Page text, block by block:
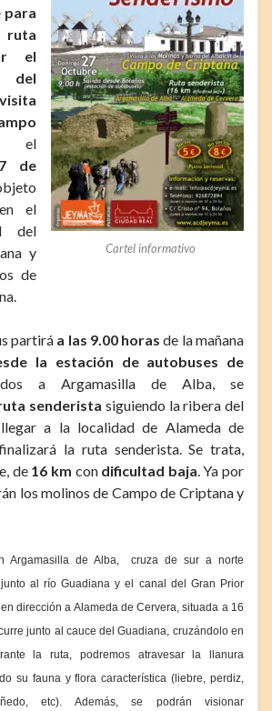
Cartel informativo
para
el
del
el
de
el
del
y
de
partirá a las 9.00 horas de la mañana
la estación de autobuses de
a Argamasilla de Alba, se
senderista siguiendo la ribera del
a la localidad de Alameda de
la ruta senderista. Se trata,
de 16 km con dificultad baja . Ya por
los molinos de Campo de Criptana y
Argamasilla de Alba, cruza de sur a norte
al río Guadiana y el canal del Gran Prior
dirección a Alameda de Cervera, situada a 16
junto al cauce del Guadiana, cruzándolo en
la ruta, podremos atravesar la llanura
su fauna y flora característica (liebre, perdiz,
etc). Además, se podrán visionar